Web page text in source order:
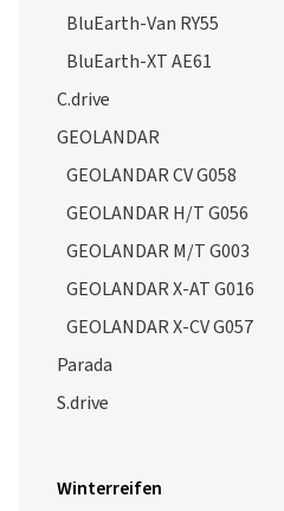
BluEarth-Van RY55
BluEarth-XT AE61
C.drive
GEOLANDAR
GEOLANDAR CV G058
GEOLANDAR H/T G056
GEOLANDAR M/T G003
GEOLANDAR X-AT G016
GEOLANDAR X-CV G057
Parada
S.drive
Winterreifen